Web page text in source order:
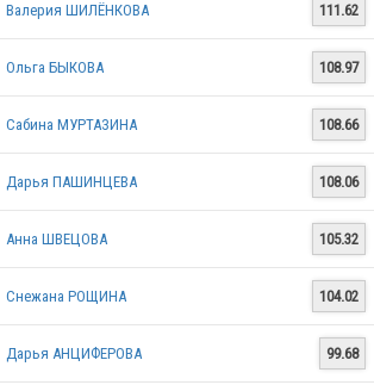
Валерия ШИЛЁНКОВА 111.62
Ольга БЫКОВА 108.97
Сабина МУРТАЗИНА 108.66
Дарья ПАШИНЦЕВА 108.06
Анна ШВЕЦОВА 105.32
Снежана РОЩИНА 104.02
Дарья АНЦИФЕРОВА 99.68